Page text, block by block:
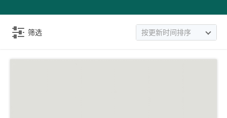
筛选 按更新时间排序